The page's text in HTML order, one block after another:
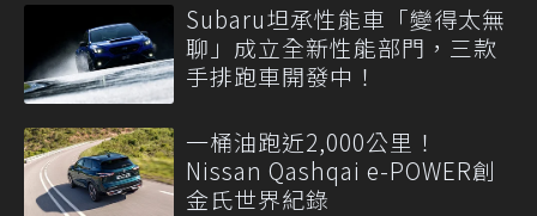
Subaru坦承性能車「變得太無
聊」成立全新性能部門，三款
手排跑車開發中！
一桶油跑近2,000公里！
Nissan Qashqai e-POWER創
金氏世界紀錄